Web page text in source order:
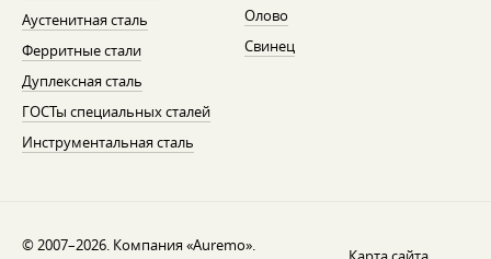
Аустенитная сталь
Ферритные стали
Дуплексная сталь
ГОСТы специальных сталей
Инструментальная сталь
Олово
Свинец
© 2007–2026. Компания «Auremo».